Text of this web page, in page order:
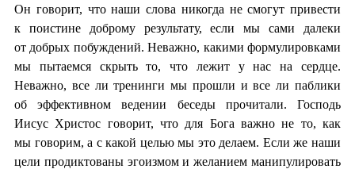
Он говорит, что наши слова никогда не смогут привести
к поистине доброму результату, если мы сами далеки
от добрых побуждений. Неважно, какими формулировками
мы пытаемся скрыть то, что лежит у нас на сердце.
Неважно, все ли тренинги мы прошли и все ли паблики
об эффективном ведении беседы прочитали. Господь
Иисус Христос говорит, что для Бога важно не то, как
мы говорим, а с какой целью мы это делаем. Если же наши
цели продиктованы эгоизмом и желанием манипулировать